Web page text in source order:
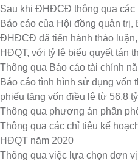
Sau khi ĐHĐCĐ thông qua các
Báo cáo của Hội đồng quản trị,
ĐHĐCĐ đã tiến hành thảo
HĐQT, với tỷ lệ biểu quyết tán
Thông qua Báo cáo tài chính
Báo cáo tình hình sử dụng vốn
phiếu tăng vốn điều lệ từ 56,8
Thông qua phương án phân
Thông qua các chỉ tiêu kế
HĐQT năm 2020
Thông qua việc lựa chọn đơn